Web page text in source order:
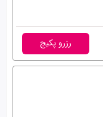
رزرو پکیج